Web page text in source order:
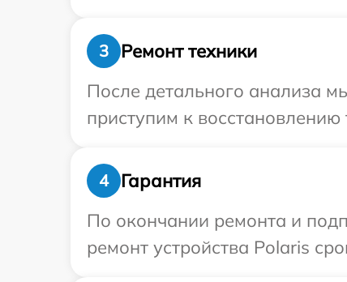
3
Ремонт техники
После детального анализа
приступим к восстановлению
4
Гарантия
По окончании ремонта и
ремонт устройства Polaris